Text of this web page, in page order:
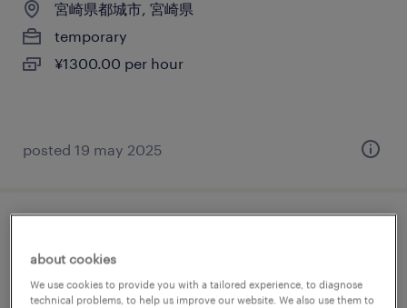
宮崎県都城市, 宮崎県
temporary
¥1300.00 per hour
posted 19 may 2025
グ・梱包、検品、入出荷、その他（倉庫・
軽作業）
about cookies
We use cookies to provide you with a tailored experience, to diagnose
technical problems, to help us improve our website. We also use them to